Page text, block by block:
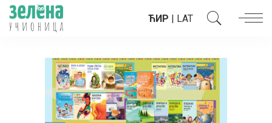
ЋИР | LAT